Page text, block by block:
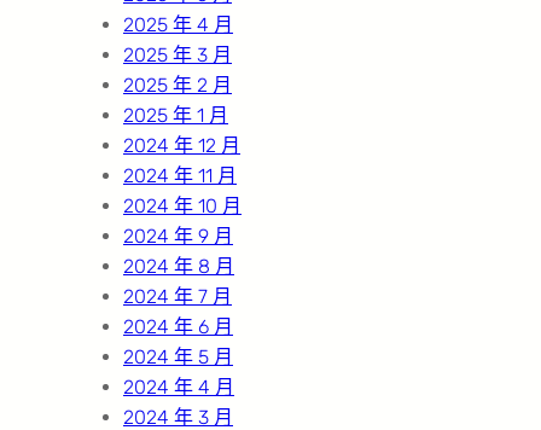
2025 年 4 月
2025 年 3 月
2025 年 2 月
2025 年 1 月
2024 年 12 月
2024 年 11 月
2024 年 10 月
2024 年 9 月
2024 年 8 月
2024 年 7 月
2024 年 6 月
2024 年 5 月
2024 年 4 月
2024 年 3 月